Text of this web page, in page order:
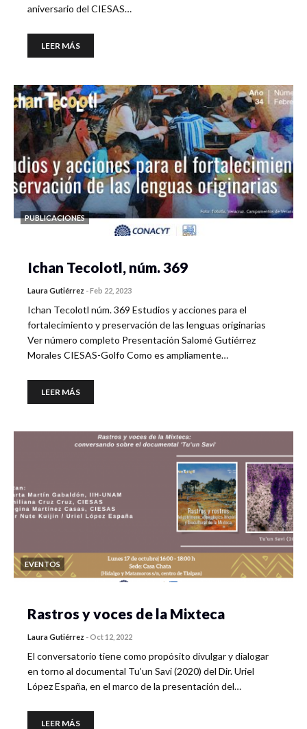
aniversario del CIESAS…
LEER MÁS
PUBLICACIONES
Ichan Tecolotl, núm. 369
Laura Gutiérrez -Feb 22, 2023
Ichan Tecolotl núm. 369 Estudios y acciones para el
fortalecimiento y preservación de las lenguas originarias
Ver número completo Presentación Salomé Gutiérrez
Morales CIESAS-Golfo Como es ampliamente…
LEER MÁS
EVENTOS
Rastros y voces de la Mixteca
Laura Gutiérrez -Oct 12, 2022
El conversatorio tiene como propósito divulgar y dialogar
en torno al documental Tu’un Savi (2020) del Dir. Uriel
López España, en el marco de la presentación del…
LEER MÁS